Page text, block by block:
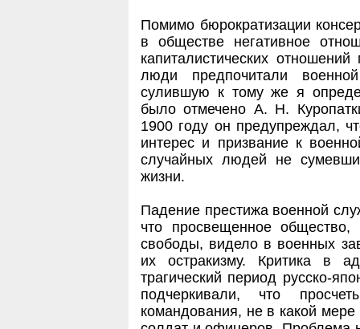
Помимо бюрократизации
в обществе негативное
капиталистических
люди предпочитали
сулившую к тому же я
было отмечено А. Н.
1900 году он предупреждал,
интерес и призвание к
случайных людей не
жизни.
Падение престижа военной
что просвещенное
свободы, видело в военных
их остракизму. Критика в
трагический период русско-
подчеркивали, что
командования, не в какой